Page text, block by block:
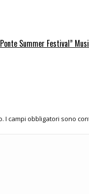
Summer Festival”
I campi obbligatori sono